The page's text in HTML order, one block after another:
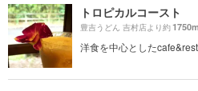
トロピカルコースト
豊吉うどん 吉村店より約1750m
洋食を中心とした